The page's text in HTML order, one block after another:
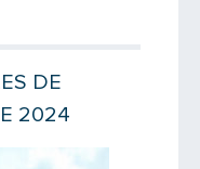
DE
2024